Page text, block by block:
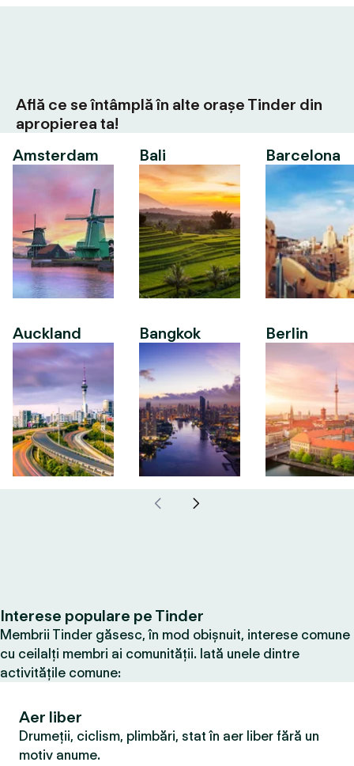
Află ce se întâmplă în alte orașe Tinder din
apropierea ta!
Amsterdam
Auckland
Bali
Bangkok
Barcelona
Berlin
Interese populare pe Tinder
Membrii Tinder găsesc, în mod obișnuit, interese comune
cu ceilalți membri ai comunității. Iată unele dintre
activitățile comune:
Aer liber
Drumeții, ciclism, plimbări, stat în aer liber fără un
motiv anume.